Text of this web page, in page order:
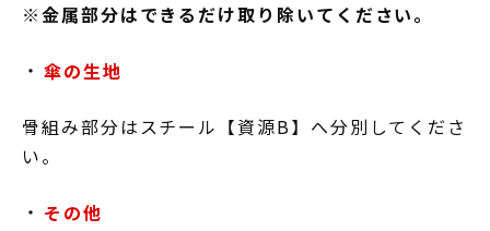
※金属部分はできるだけ取り除いてください。
傘の生地
骨組み部分はスチール【資源B】へ分別してくださ
い。
その他